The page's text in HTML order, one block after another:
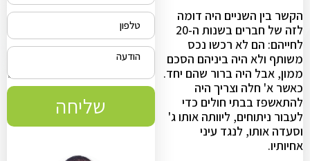
הקשר בין השניים היה דומה
לזה של חברים בשנות ה-20
לחייהם: הם לא רכשו נכס
משותף ולא היה ביניהם הסכם
ממון, אבל היה ברור שהם יחד.
כאשר א' חלה וצריך היה
להתאשפז בבתי חולים כדי
לעבור ניתוחים, ליוותה אותו ג'
וסעדה אותו, לנגד עיני
אחיותיו.
שליחה